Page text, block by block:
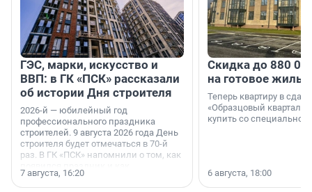
ГЭС, марки, искусство и
ВВП: в ГК «ПСК» рассказали
об истории Дня строителя
2026-й — юбилейный год
профессионального праздника
строителей. 9 августа 2026 года День
строителя будет отмечаться в 70-й
раз. В ГК «ПСК» напомнили о том, как
поменялась роль строительства.
7 августа, 16:20
Скидка до 880
на готовое
Теперь квартиру в
«Образцовый квартал
купить со специальной
6 августа, 18:00